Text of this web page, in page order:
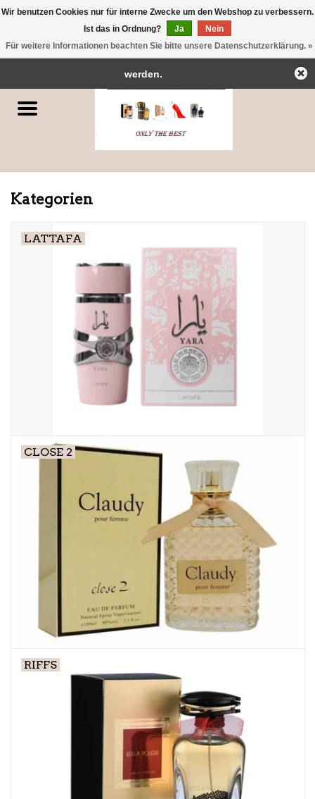
Parfums
Kategorien
LATTAFA
CLOSE 2
RIFFS
Wir benutzen Cookies nur für interne Zwecke um den Webshop zu verbessern.
Ist das in Ordnung?
Ja
Nein
Für weitere Informationen beachten Sie bitte unsere Datenschutzerklärung. »
← Zurück zum BackofficeDieser Shop befindet sich im Aufbau.
Eventuell können nicht alle Bestellungen eingehalten oder erfüllt
werden.